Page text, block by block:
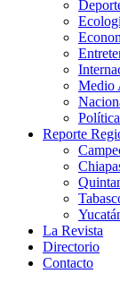
Medio
Política
Reporte
La Revista
Directorio
Contacto